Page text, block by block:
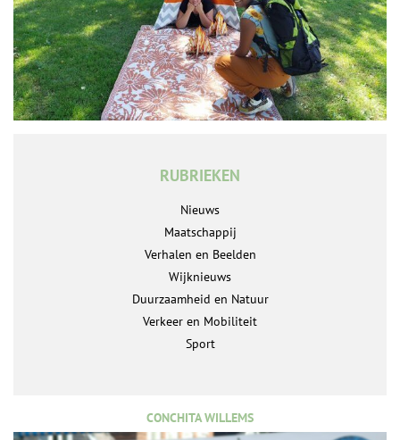
RUBRIEKEN
Nieuws
Maatschappij
Verhalen en Beelden
Wijknieuws
Duurzaamheid en Natuur
Verkeer en Mobiliteit
Sport
CONCHITA WILLEMS